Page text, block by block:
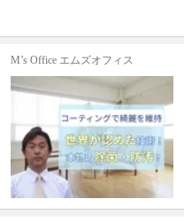
M’s Office エムズオフィス